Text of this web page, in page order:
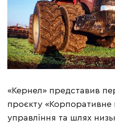
«Кернел» представив
проєкту «Корпоративне
управління та шлях